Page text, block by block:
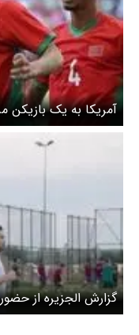
آمریکا به یک بازیکن
گزارش الجزیره از